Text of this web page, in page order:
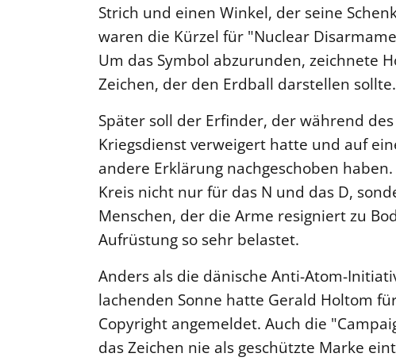
Strich und einen Winkel, der seine
waren die Kürzel für "Nuclear
Um das Symbol abzurunden, zeichnete
Zeichen, der den Erdball darstellen sollte.
Später soll der Erfinder, der während
Kriegsdienst verweigert hatte und auf
andere Erklärung nachgeschoben
Kreis nicht nur für das N und das D,
Menschen, der die Arme resigniert zu
Aufrüstung so sehr belastet.
Anders als die dänische Anti-Atom-
lachenden Sonne hatte Gerald Holtom
Copyright angemeldet. Auch die
das Zeichen nie als geschützte Marke